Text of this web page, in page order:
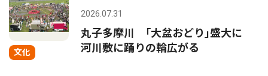
文化
2026.07.31
丸子多摩川 ｢大盆おどり｣盛大に
河川敷に踊りの輪広がる